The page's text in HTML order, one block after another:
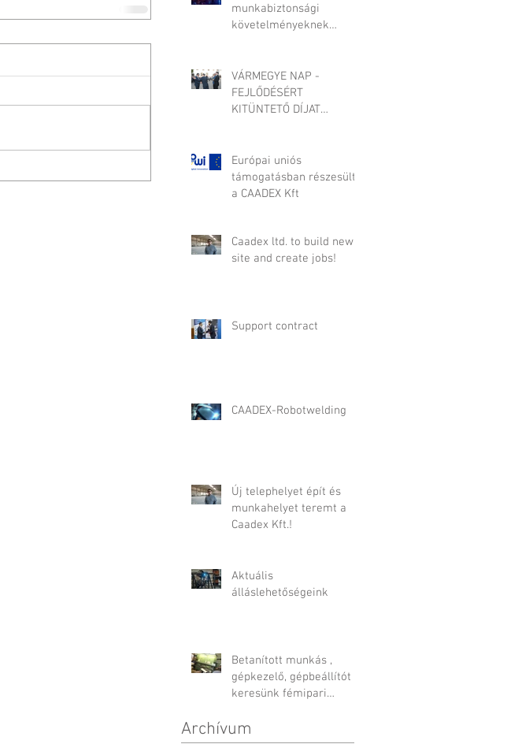
munkabiztonsági
követelményeknek
fejlesztése
VÁRMEGYE NAP -
FEJLŐDÉSÉRT
KITÜNTETŐ DÍJAT
Európai uniós
támogatásban részesült
a CAADEX Kft
Caadex ltd. to build new
site and create jobs!
Support contract
CAADEX-Robotwelding
Új telephelyet épít és
munkahelyet teremt a
Caadex Kft.!
Aktuális
álláslehetőségeink
Betanított munkás ,
gépkezelő, gépbeállítót
keresünk fémipari
Archívum